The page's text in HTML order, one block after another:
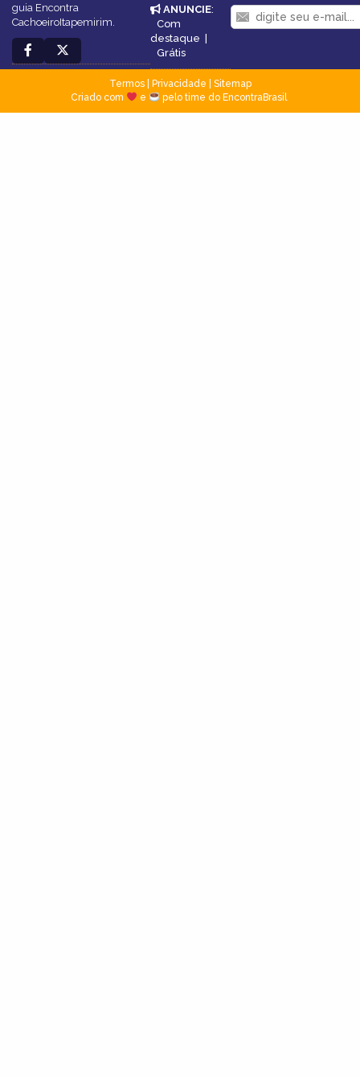
guia Encontra
CachoeiroItapemirim.
ANUNCIE:
Com
destaque |
Grátis
Termos| Privacidade
Sitemap
Criado com
e pelo time do EncontraBrasil